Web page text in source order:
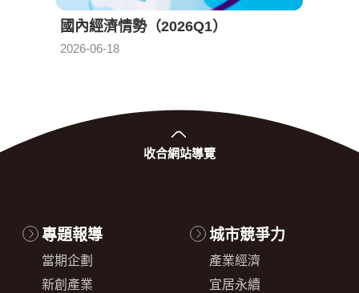
國內經濟情勢（2026Q1）
2026-06-18
發布日期：
收合網站導覽
專題報導
當期企劃
新創產業
城市競爭力
產業經濟
宜居永續